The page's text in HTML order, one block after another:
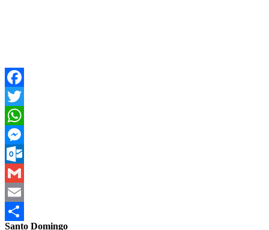
Facebook
Twitter
WhatsApp
Messenger
Outlook.com
Gmail
Email
Santo Domingo